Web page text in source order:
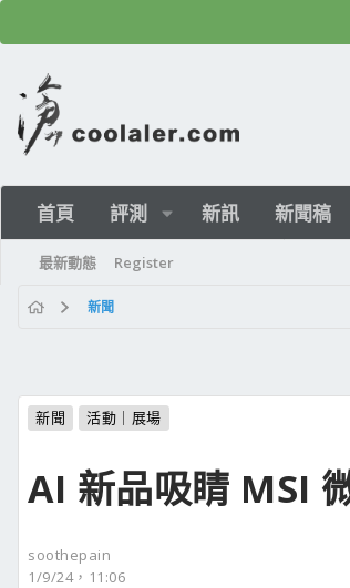
首頁 評測 新訊 新聞稿
最新動態 Register
新聞
新聞 活動｜展場
AI 新品吸睛 MSI
soothepain
1/9/24，11:06